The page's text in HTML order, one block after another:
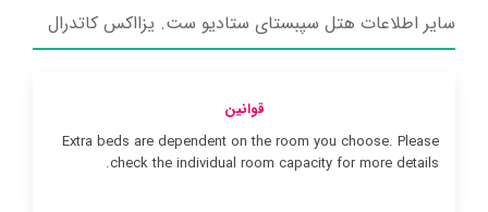
سایر اطلاعات هتل سپبستای ستادیو ست. یزااکس کاتدرال
قوانین
Extra beds are dependent on the room you choose. Please
check the individual room capacity for more details.